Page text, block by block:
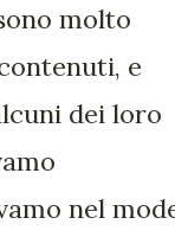
molto
e
dei loro
nel